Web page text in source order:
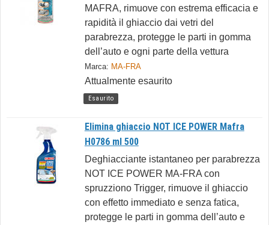
MAFRA, rimuove con estrema efficacia e
rapidità il ghiaccio dai vetri del
parabrezza, protegge le parti in gomma
dell’auto e ogni parte della vettura
Marca: MA-FRA
Attualmente esaurito
Esaurito
Elimina ghiaccio NOT ICE POWER Mafra
H0786 ml 500
Deghiacciante istantaneo per parabrezza
NOT ICE POWER MA-FRA con
spruzziono Trigger, rimuove il ghiaccio
con effetto immediato e senza fatica,
protegge le parti in gomma dell’auto e